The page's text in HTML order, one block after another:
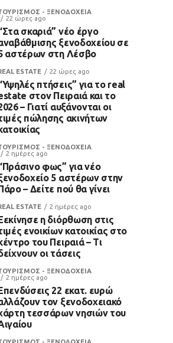
- ΞΕΝΟΔΟΧΕΙΑ
22 ώρες ago
σκαριά” νέο έργο
ξενοδοχείου σε
αστέρων στη Λέσβο
ESTATE 22 ώρες ago
πτήσεις” για το real
στον Πειραιά και το
– Γιατί αυξάνονται οι
πώλησης ακινήτων
- ΞΕΝΟΔΟΧΕΙΑ
2 ημέρες ago
φως” για νέο
5 αστέρων στην
– Δείτε πού θα γίνει
ESTATE 2 ημέρες ago
η διόρθωση στις
ενοικίων κατοικίας στο
του Πειραιά – Τι
οι τάσεις
- ΞΕΝΟΔΟΧΕΙΑ
2 ημέρες ago
22 εκατ. ευρώ
τον ξενοδοχειακό
τεσσάρων νησιών του